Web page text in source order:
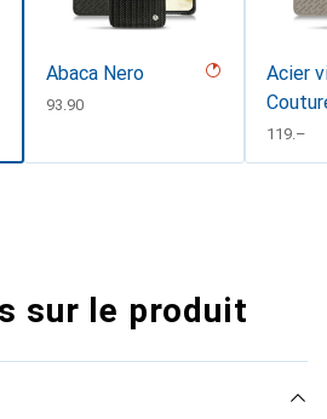
Abaca Nero
CHF
93.90
Acier
CHF
119.–
sur le produit